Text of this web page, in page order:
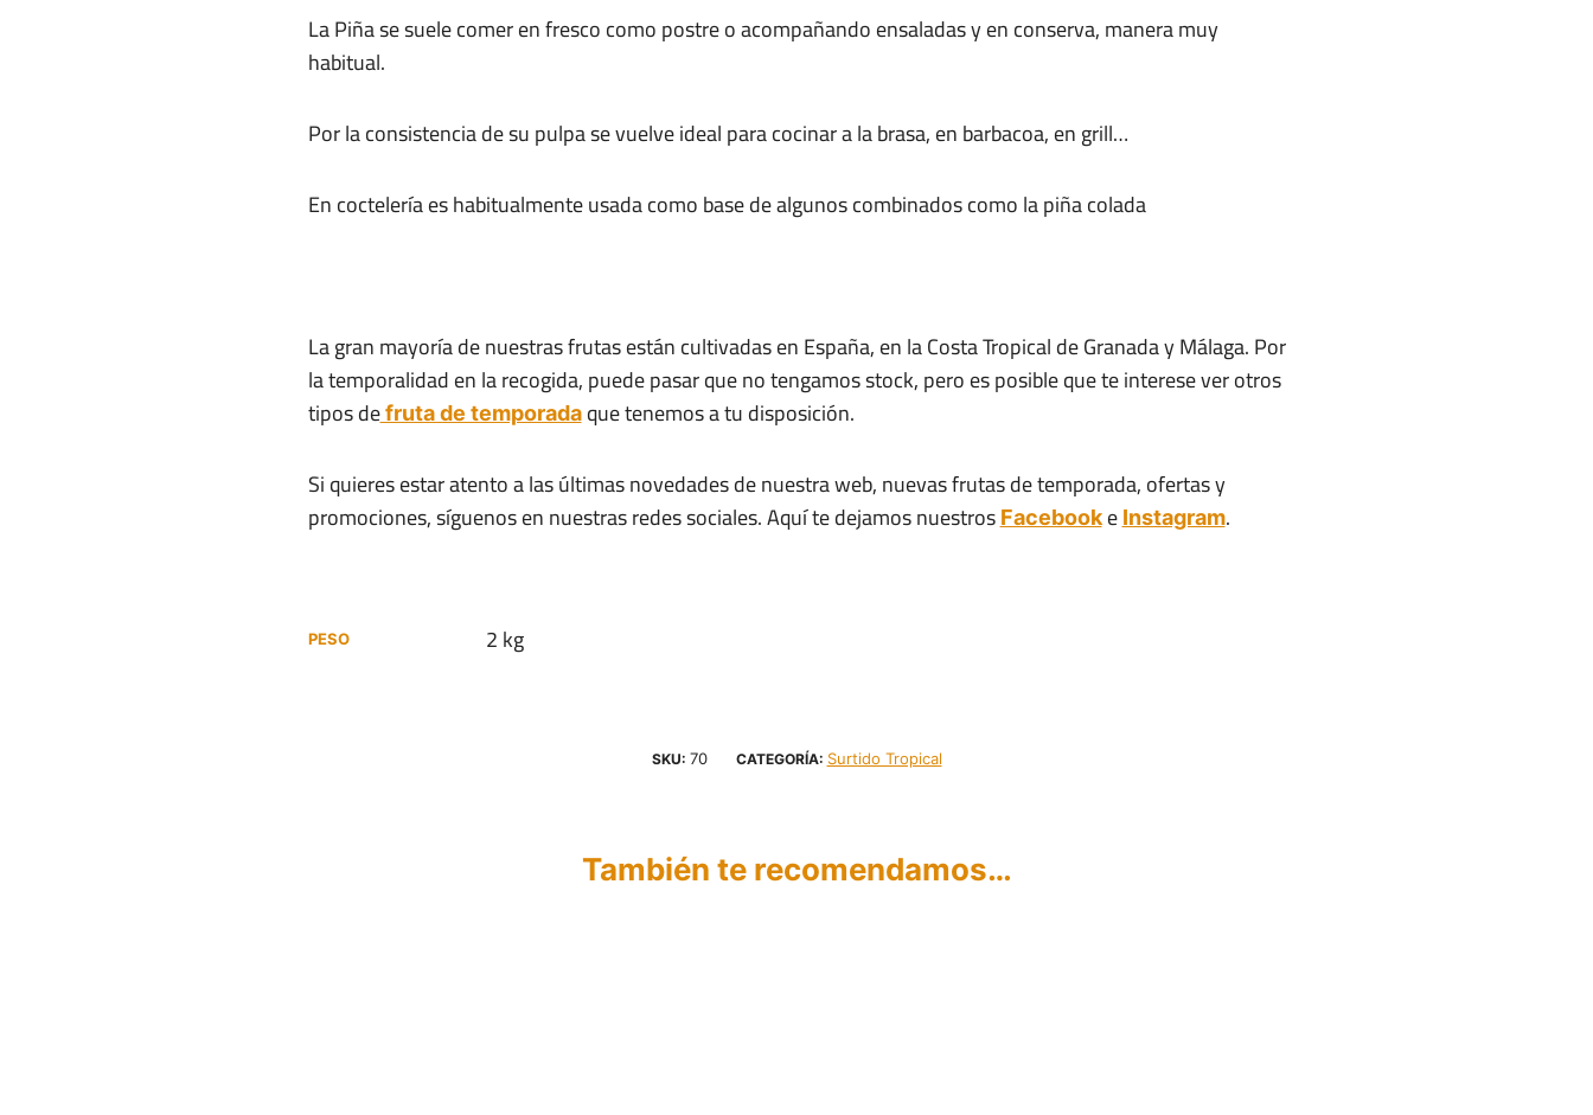
La Piña se suele comer en fresco como postre o acompañando ensaladas y en conserva, manera muy
habitual.
Por la consistencia de su pulpa se vuelve ideal para cocinar a la brasa, en barbacoa, en grill…
En coctelería es habitualmente usada como base de algunos combinados como la piña colada
La gran mayoría de nuestras frutas están cultivadas en España, en la Costa Tropical de Granada y Málaga. Por
la temporalidad en la recogida, puede pasar que no tengamos stock, pero es posible que te interese ver otros
tipos defruta de temporadaque tenemos a tu disposición.
Si quieres estar atento a las últimas novedades de nuestra web, nuevas frutas de temporada, ofertas y
promociones, síguenos en nuestras redes sociales. Aquí te dejamos nuestrosFacebookeInstagram.
PESO 2 kg
SKU: 70 CATEGORÍA: Surtido Tropical
También te recomendamos…